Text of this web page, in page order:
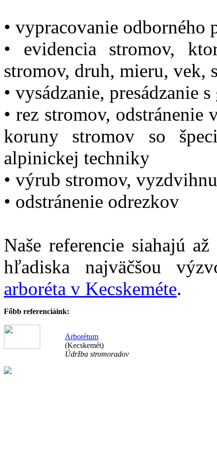
• vypracovanie odborného
• evidencia stromov,
stromov, druh, mieru, vek,
• vysádzanie, presádzanie
• rez stromov, odstránenie
koruny stromov so
alpinickej techniky
• výrub stromov,
• odstránenie odrezkov
Naše referencie siahajú
hľadiska najväčšou
arboréta v Kecskeméte.
Főbb referenciáink:
Arborétum
(Kecskemét)
Údržba stromoradov